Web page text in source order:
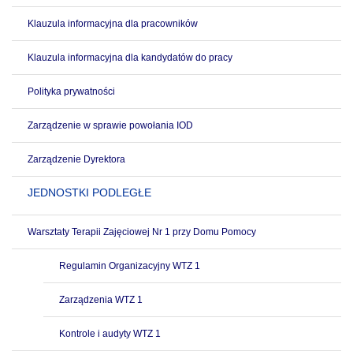
Klauzula informacyjna dla pracowników
Klauzula informacyjna dla kandydatów do pracy
Polityka prywatności
Zarządzenie w sprawie powołania IOD
Zarządzenie Dyrektora
JEDNOSTKI PODLEGŁE
Warsztaty Terapii Zajęciowej Nr 1 przy Domu Pomocy
Regulamin Organizacyjny WTZ 1
Zarządzenia WTZ 1
Kontrole i audyty WTZ 1